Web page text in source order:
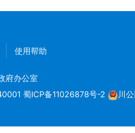
使用帮助
府办公室
蜀ICP备11026878号-2 川